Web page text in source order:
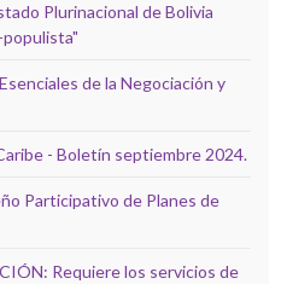
Plurinacional de Bolivia
de la Negociación y
- Boletín septiembre 2024.
Participativo de Planes de
Requiere los servicios de